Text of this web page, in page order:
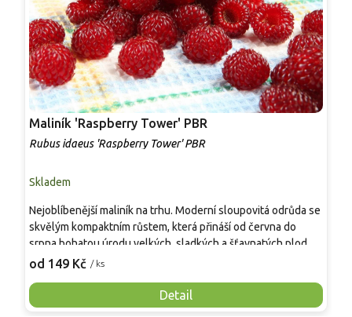
Maliník 'Raspberry Tower' PBR
Rubus idaeus 'Raspberry Tower' PBR
Skladem
od 149 Kč / ks
Detail
Nejoblíbenější maliník na trhu. Moderní sloupovitá odrůda se
skvělým kompaktním růstem, která přináší od června do
srpna bohatou úrodu velkých, sladkých a šťavnatých plodů.
Pevné vzpřímené výhony tvoří elegantní habitus bez
Mrazuvzdornost do −25 °C a spolehlivá vitalita z něj dělají
skvělou volbu pro každého pěstitele.